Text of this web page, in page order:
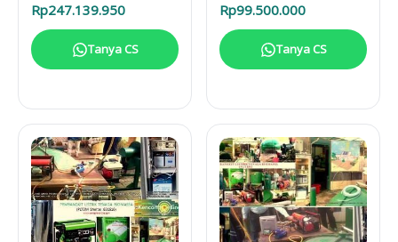
Rp247.139.950
Tanya CS
Rp99.500.000
Tanya CS